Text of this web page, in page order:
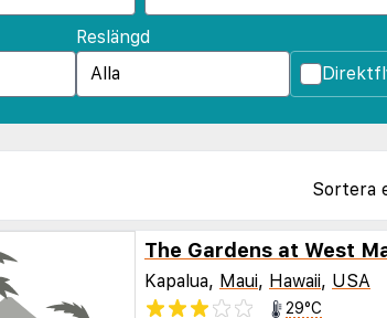
Reslängd
Sortera
The Gardens at West
Kapalua, Maui, Hawaii, USA
29°C